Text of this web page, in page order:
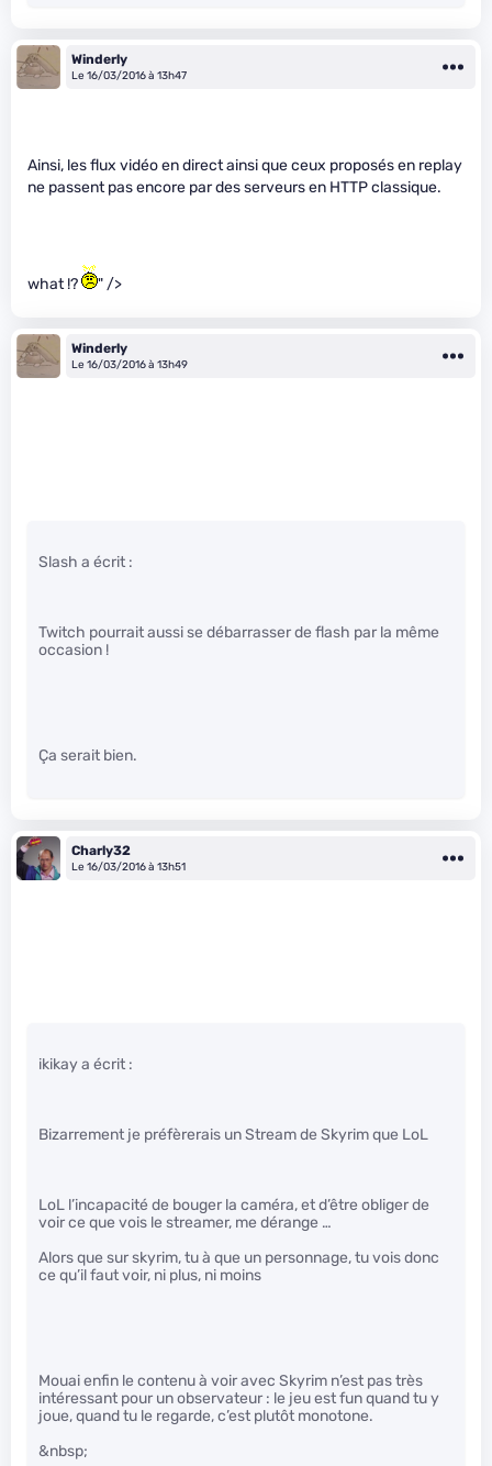
Winderly
Le 16/03/2016 à 13h47
Ainsi, les flux vidéo en direct ainsi que ceux proposés en replay
ne passent pas encore par des serveurs en HTTP classique.
what !? " />
Winderly
Le 16/03/2016 à 13h49
Slash a écrit :
Twitch pourrait aussi se débarrasser de flash par la même
occasion !
Ça serait bien.
Charly32
Le 16/03/2016 à 13h51
ikikay a écrit :
Bizarrement je préfèrerais un Stream de Skyrim que LoL
LoL l’incapacité de bouger la caméra, et d’être obliger de
voir ce que vois le streamer, me dérange …
Alors que sur skyrim, tu à que un personnage, tu vois donc
ce qu’il faut voir, ni plus, ni moins
Mouai enfin le contenu à voir avec Skyrim n’est pas très
intéressant pour un observateur : le jeu est fun quand tu y
joue, quand tu le regarde, c’est plutôt monotone.
&nbsp;